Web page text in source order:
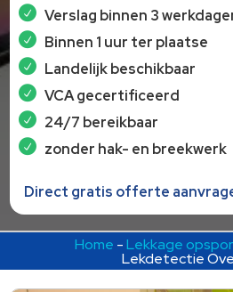
Verslag binnen 3
Binnen 1 uur ter plaatse
Landelijk beschikbaar
VCA gecertificeerd
24/7 bereikbaar
zonder hak- en breekwerk
Direct gratis offerte
Home -Lekkage
Lekdetectie